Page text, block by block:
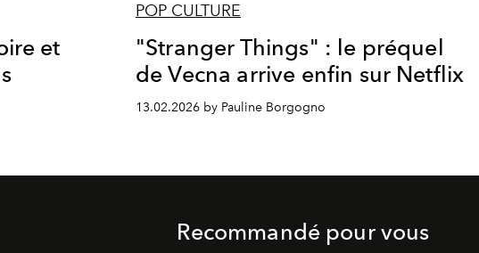
et
POP CULTURE
"Stranger Things" : le préquel
de Vecna arrive enfin sur Netflix
13.02.2026 by Pauline Borgogno
Recommandé pour vous